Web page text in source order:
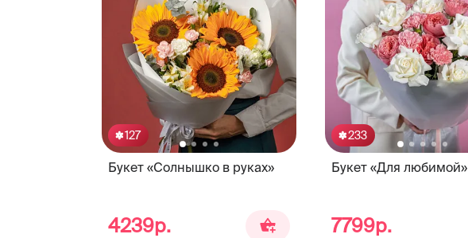
127
Букет «Солнышко в руках»
4239р.
233
Букет «Для любимой»
7799р.